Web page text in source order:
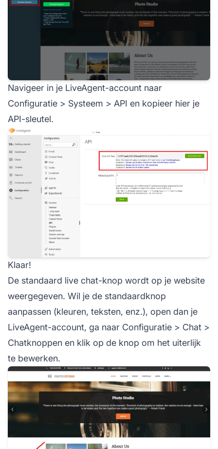
Navigeer in je LiveAgent-account naar
Configuratie > Systeem > API en kopieer hier je
API-sleutel.
Klaar!
De standaard live chat-knop wordt op je website
weergegeven. Wil je de standaardknop
aanpassen (kleuren, teksten, enz.), open dan je
LiveAgent-account, ga naar Configuratie > Chat >
Chatknoppen en klik op de knop om het uiterlijk
te bewerken.